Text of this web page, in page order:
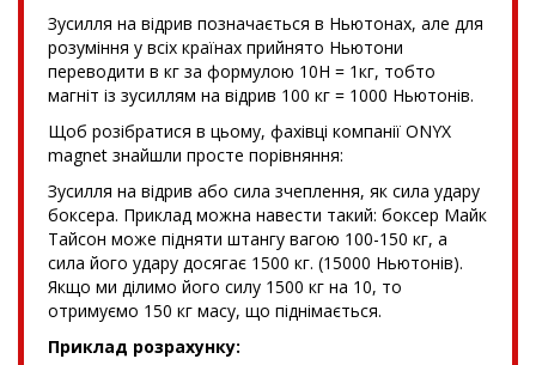
Зусилля на відрив позначається в Ньютонах, але для
розуміння у всіх країнах прийнято Ньютони
переводити в кг за формулою 10Н = 1кг, тобто
магніт із зусиллям на відрив 100 кг = 1000 Ньютонів.
Щоб розібратися в цьому, фахівці компанії ONYX
magnet знайшли просте порівняння:
Зусилля на відрив або сила зчеплення, як сила удару
боксера. Приклад можна навести такий: боксер Майк
Тайсон може підняти штангу вагою 100-150 кг, а
сила його удару досягає 1500 кг. (15000 Ньютонів).
Якщо ми ділимо його силу 1500 кг на 10, то
отримуємо 150 кг масу, що піднімається.
Приклад розрахунку: